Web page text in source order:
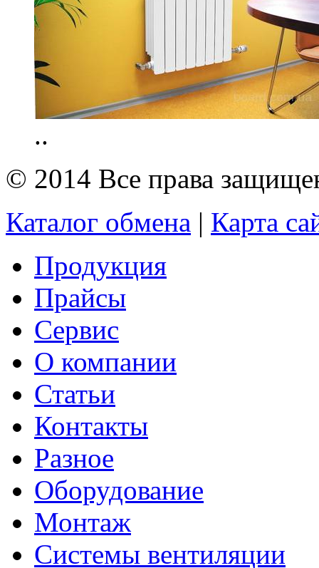
..
© 2014 Все права
Каталог обмена | Карта
Продукция
Прайсы
Сервис
О компании
Статьи
Контакты
Разное
Оборудование
Монтаж
Системы вентиляции